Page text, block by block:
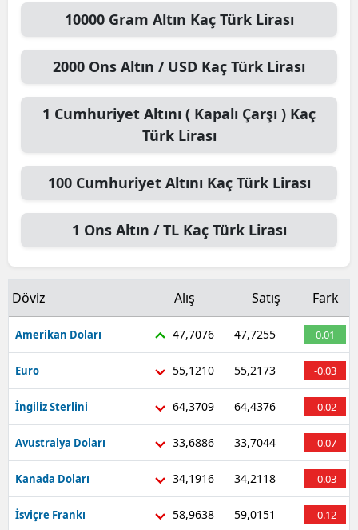
10000 Gram Altın Kaç Türk Lirası
2000 Ons Altın / USD Kaç Türk Lirası
1 Cumhuriyet Altını ( Kapalı Çarşı ) Kaç
Türk Lirası
100 Cumhuriyet Altını Kaç Türk Lirası
1 Ons Altın / TLKaç Türk Lirası
Döviz Alış Satış Fark
Amerikan Doları 47,7076 47,7255 0.01
Euro 55,1210 55,2173 -0.03
İngiliz Sterlini 64,3709 64,4376 -0.02
Avustralya Doları 33,6886 33,7044 -0.07
Kanada Doları 34,1916 34,2118 -0.03
İsviçre Frankı 58,9638 59,0151 -0.12